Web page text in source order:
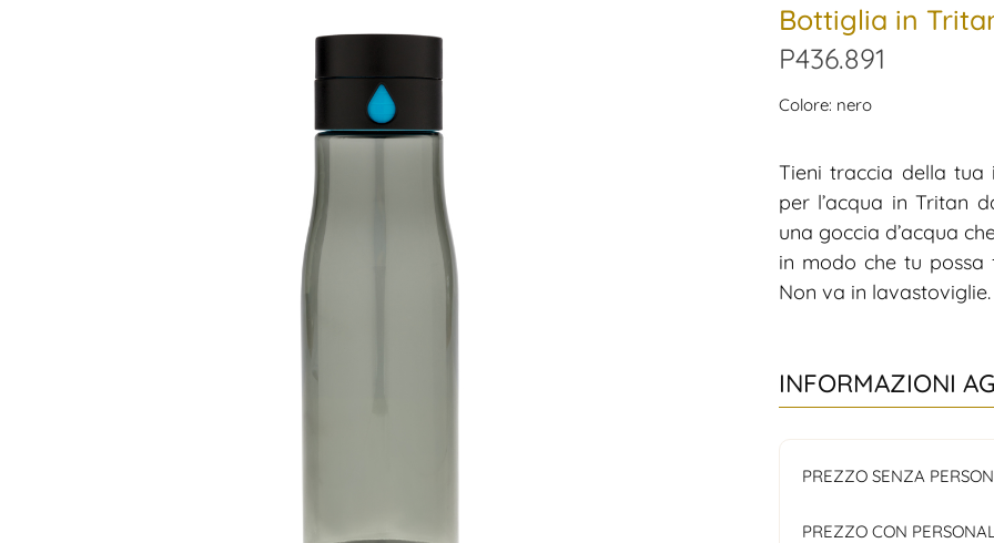
Bottiglia in
P436.891
Colore: nero
Tieni traccia della
per l’acqua in Tritan
una goccia d’acqua
in modo che tu
Non va in
INFORMAZIONI
PREZZO SENZA
PREZZO CON